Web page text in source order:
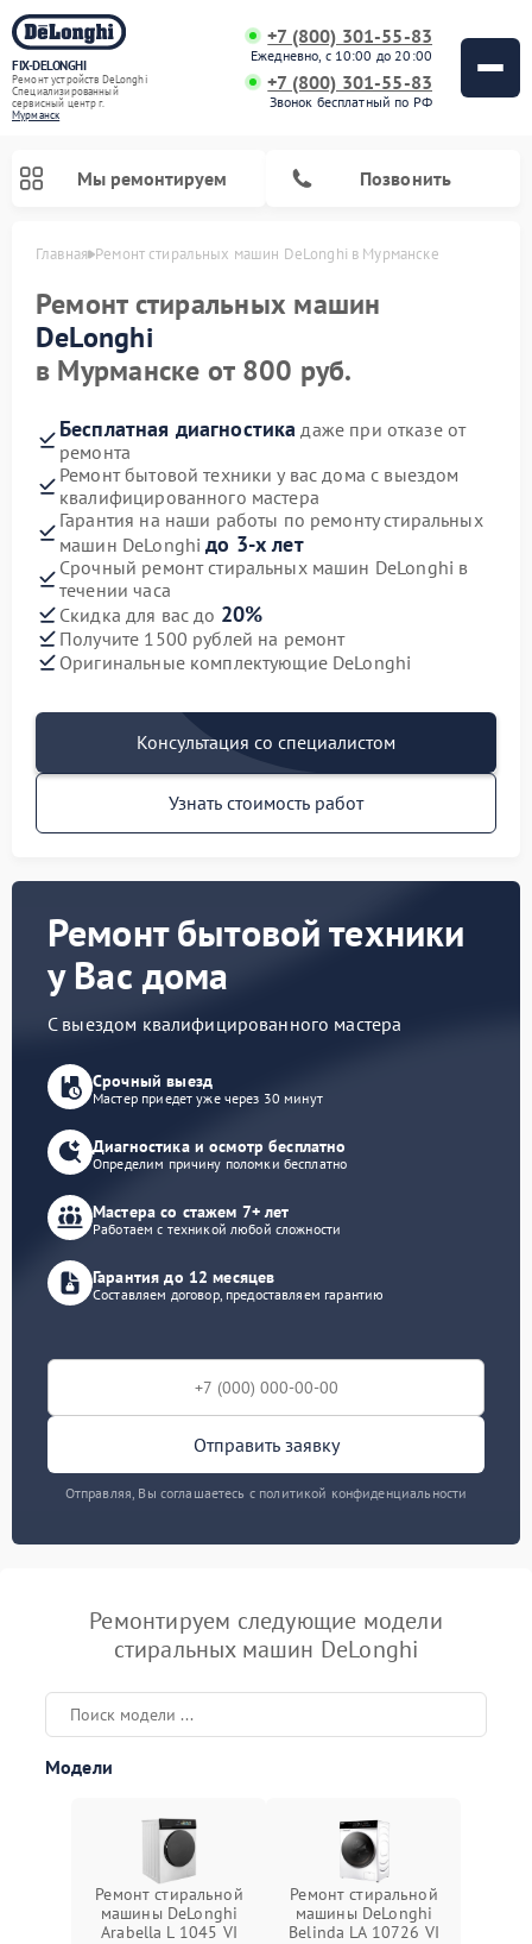
FIX-DELONGHI
Ремонт устройств DeLonghi
Специализированный
cервисный центр г.
Мурманск
+7 (800) 301-55-83
Ежедневно, с 10:00 до 20:00
+7 (800) 301-55-83
Звонок бесплатный по РФ
Мы ремонтируем Позвонить
Главная Ремонт стиральных машин DeLonghi в Мурманске
Ремонт стиральных машин
DeLonghi
в Мурманске от 800 руб.
Бесплатная диагностика даже при отказе от
ремонта
Ремонт бытовой техники у вас дома с выездом
квалифицированного мастера
Гарантия на наши работы по ремонту стиральных
машин DeLonghiдо 3-х лет
Срочный ремонт стиральных машин DeLonghi в
течении часа
Скидка для вас до 20%
Получите 1500 рублей на ремонт
Оригинальные комплектующие DeLonghi
Консультация со специалистом
Узнать стоимость работ
Ремонт бытовой техники
у Вас дома
С выездом квалифицированного мастера
Срочный выезд
Мастер приедет уже через 30 минут
Диагностика и осмотр бесплатно
Определим причину поломки бесплатно
Мастера со стажем 7+ лет
Работаем с техникой любой сложности
Гарантия до 12 месяцев
Составляем договор, предоставляем гарантию
Отправить заявку
Отправляя, Вы соглашаетесь с политикой конфиденциальности
Ремонтируем следующие модели
стиральных машин DeLonghi
Модели
Ремонт стиральной
машины DeLonghi
Arabella L 1045 VI
Ремонт стиральной
машины DeLonghi
Belinda LA 10726 VI